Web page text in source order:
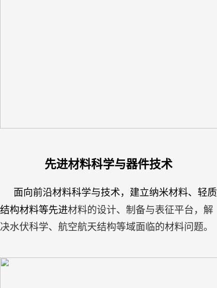
先进材料科学与器件技术
面向前沿材料科学与技术，建立纳米材料、轻质
结构材料等先进材料的设计、制备与表征平台，解
决水伏科学、航空航天结构等域面临的材料问题。